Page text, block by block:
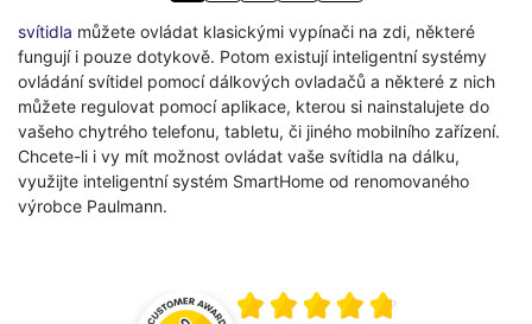
svítidla můžete ovládat klasickými vypínači na zdi, některé
fungují i pouze dotykově. Potom existují inteligentní systémy
ovládání svítidel pomocí dálkových ovladačů a některé z nich
můžete regulovat pomocí aplikace, kterou si nainstalujete do
vašeho chytrého telefonu, tabletu, či jiného mobilního zařízení.
Chcete-li i vy mít možnost ovládat vaše svítidla na dálku,
využijte inteligentní systém SmartHome od renomovaného
výrobce Paulmann.
Průměrné hodnocení 4.8 z 5